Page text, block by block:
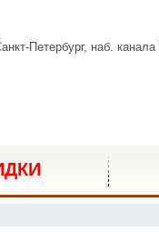
Петербург, наб.